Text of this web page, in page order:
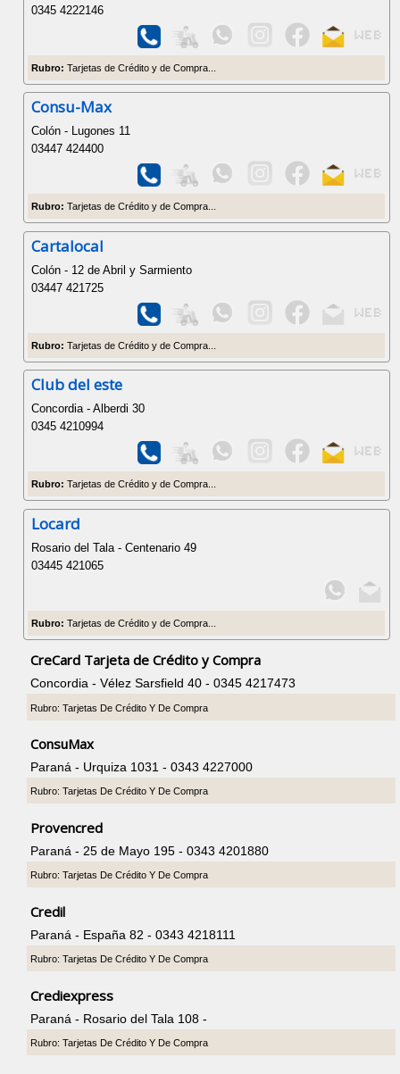
0345 4222146
Rubro: Tarjetas de Crédito y de Compra...
Consu-Max
Colón - Lugones 11
03447 424400
Rubro: Tarjetas de Crédito y de Compra...
Cartalocal
Colón - 12 de Abril y Sarmiento
03447 421725
Rubro: Tarjetas de Crédito y de Compra...
Club del este
Concordia - Alberdi 30
0345 4210994
Rubro: Tarjetas de Crédito y de Compra...
Locard
Rosario del Tala - Centenario 49
03445 421065
Rubro: Tarjetas de Crédito y de Compra...
CreCard Tarjeta de Crédito y Compra
Concordia - Vélez Sarsfield 40 - 0345 4217473
Rubro: Tarjetas De Crédito Y De Compra
ConsuMax
Paraná - Urquiza 1031 - 0343 4227000
Rubro: Tarjetas De Crédito Y De Compra
Provencred
Paraná - 25 de Mayo 195 - 0343 4201880
Rubro: Tarjetas De Crédito Y De Compra
Credil
Paraná - España 82 - 0343 4218111
Rubro: Tarjetas De Crédito Y De Compra
Crediexpress
Paraná - Rosario del Tala 108 -
Rubro: Tarjetas De Crédito Y De Compra